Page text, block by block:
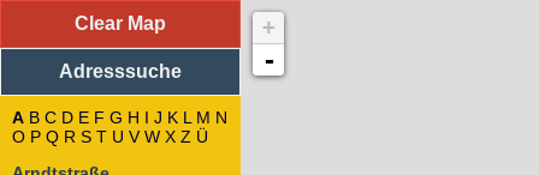
Adresssuche: Arndtstraße
52
50
48
45
47
Clear Map
Adresssuche
A B C D E F G H I J K L M N
O P Q R S T U V W X Z Ü
+
-